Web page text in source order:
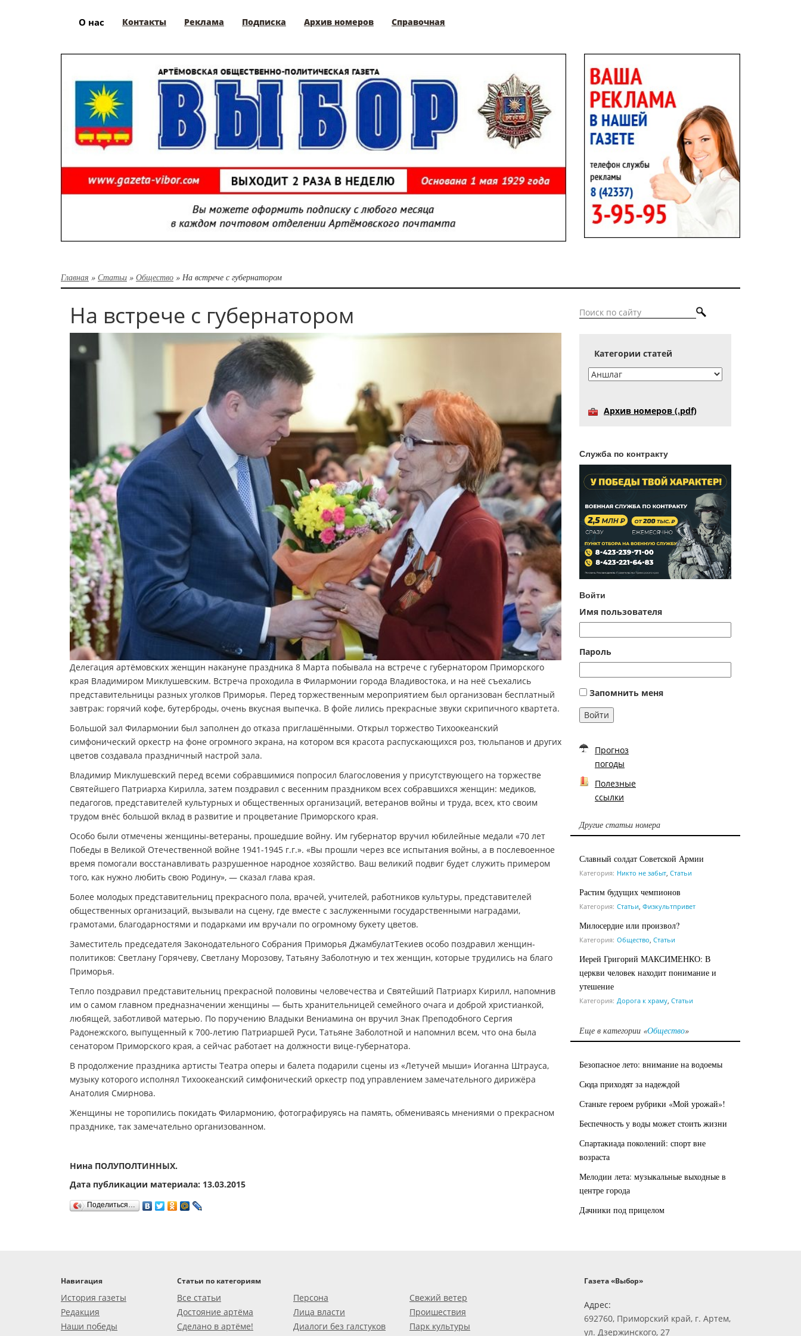
О нас Контакты Реклама Подписка Архив номеров Справочная
Главная » Статьи » Общество » На встрече с губернатором
На встрече с губернатором
Делегация артёмовских женщин накануне праздника 8 Марта побывала на встрече с губернатором Приморского
края Владимиром Миклушевским. Встреча проходила в Филармонии города Владивостока, и на неё съехались
представительницы разных уголков Приморья. Перед торжественным мероприятием был организован бесплатный
завтрак: горячий кофе, бутерброды, очень вкусная выпечка. В фойе лились прекрасные звуки скрипичного квартета.
Большой зал Филармонии был заполнен до отказа приглашёнными. Открыл торжество Тихоокеанский
симфонический оркестр на фоне огромного экрана, на котором вся красота распускающихся роз, тюльпанов и других
цветов создавала праздничный настрой зала.
Владимир Миклушевский перед всеми собравшимися попросил благословения у присутствующего на торжестве
Святейшего Патриарха Кирилла, затем поздравил с весенним праздником всех собравшихся женщин: медиков,
педагогов, представителей культурных и общественных организаций, ветеранов войны и труда, всех, кто своим
трудом внёс большой вклад в развитие и процветание Приморского края.
Особо были отмечены женщины-ветераны, прошедшие войну. Им губернатор вручил юбилейные медали «70 лет
Победы в Великой Отечественной войне 1941-1945 г.г.». «Вы прошли через все испытания войны, а в послевоенное
время помогали восстанавливать разрушенное народное хозяйство. Ваш великий подвиг будет служить примером
того, как нужно любить свою Родину», — сказал глава края.
Более молодых представительниц прекрасного пола, врачей, учителей, работников культуры, представителей
общественных организаций, вызывали на сцену, где вместе с заслуженными государственными наградами,
грамотами, благодарностями и подарками им вручали по огромному букету цветов.
Заместитель председателя Законодательного Собрания Приморья ДжамбулатТекиев особо поздравил женщин-
политиков: Светлану Горячеву, Светлану Морозову, Татьяну Заболотную и тех женщин, которые трудились на благо
Приморья.
Тепло поздравил представительниц прекрасной половины человечества и Святейший Патриарх Кирилл, напомнив
им о самом главном предназначении женщины — быть хранительницей семейного очага и доброй христианкой,
любящей, заботливой матерью. По поручению Владыки Вениамина он вручил Знак Преподобного Сергия
Радонежского, выпущенный к 700-летию Патриаршей Руси, Татьяне Заболотной и напомнил всем, что она была
сенатором Приморского края, а сейчас работает на должности вице-губернатора.
В продолжение праздника артисты Театра оперы и балета подарили сцены из «Летучей мыши» Иоганна Штрауса,
музыку которого исполнял Тихоокеанский симфонический оркестр под управлением замечательного дирижёра
Анатолия Смирнова.
Женщины не торопились покидать Филармонию, фотографируясь на память, обмениваясь мнениями о прекрасном
празднике, так замечательно организованном.
Нина ПОЛУПОЛТИННЫХ.
Дата публикации материала: 13.03.2015
Поделиться…
Категории статей
Архив номеров (.pdf)
Служба по контракту
Войти
Имя пользователя
Пароль
Запомнить меня
Войти
Прогноз
погоды
Полезные
ссылки
Другие статьи номера
Славный солдат Советской Армии
Категория: Никто не забыт Статьи
Растим будущих чемпионов
Категория: Статьи Физкультпривет
Милосердие или произвол?
Категория: Общество Статьи
Иерей Григорий МАКСИМЕНКО: В
церкви человек находит понимание и
утешение
Категория: Дорога к храму Статьи
Еще в категории «Общество»
Безопасное лето: внимание на водоемы
Сюда приходят за надеждой
Станьте героем рубрики «Мой урожай»!
Беспечность у воды может стоить жизни
Спартакиада поколений: спорт вне
возраста
Мелодии лета: музыкальные выходные в
центре города
Дачники под прицелом
Навигация
История газеты
Редакция
Наши победы
Статьи по категориям
Все статьи
Достояние артёма
Сделано в артёме!
Персона
Лица власти
Диалоги без галстуков
Свежий ветер
Проишествия
Парк культуры
Газета «Выбор»
Адрес:
692760, Приморский край, г. Артем,
ул. Дзержинского, 27